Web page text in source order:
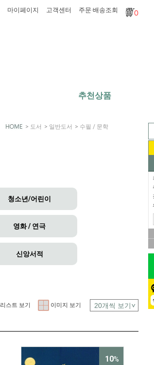
마이페이지 고객센터 주문·배송조회 0
추천상품
> 도서 > 일반도서 > 수필 / 문학
청소년/어린이
영화 / 연극
신앙서적
리스트 보기 이미지 보기
10%